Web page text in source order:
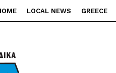
LOCAL NEWS GREECE